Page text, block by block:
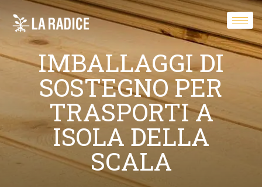
IMBALLAGGI DI
SOSTEGNO PER
TRASPORTI A
ISOLA DELLA
SCALA